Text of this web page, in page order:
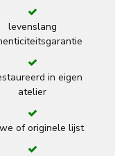
levenslang
in eigen
atelier
of originele lijst